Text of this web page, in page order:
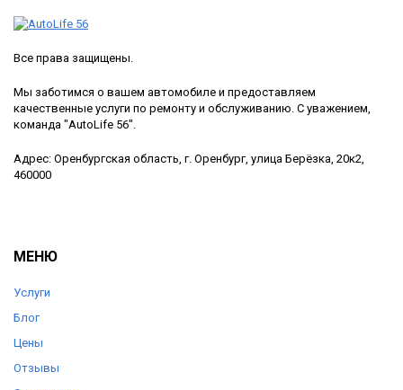
Все права защищены.
Мы заботимся о вашем автомобиле и предоставляем
качественные услуги по ремонту и обслуживанию. С уважением,
команда "AutoLife 56".
Адрес: Оренбургская область, г. Оренбург, улица Берёзка, 20к2,
460000
МЕНЮ
Услуги
Блог
Цены
Отзывы